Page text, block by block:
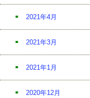
2021年4月
2021年3月
2021年1月
2020年12月